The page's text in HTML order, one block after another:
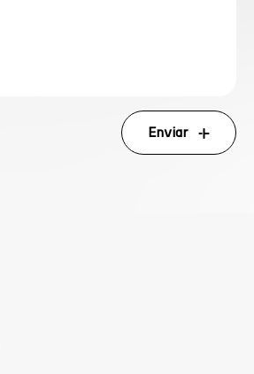
Enviar